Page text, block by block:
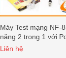
Máy Test mạng NF-
năng 2 trong 1 với
Liên hệ